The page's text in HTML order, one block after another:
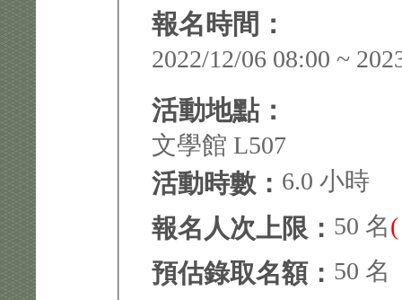
報名時間：
2022/12/06 08:00 ~
活動地點：
文學館 L507
活動時數： 6.0 小時
報名人次上限： 50 名
預估錄取名額： 50 名